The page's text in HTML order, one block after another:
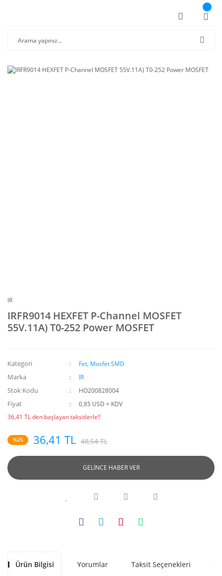
IR
IRFR9014 HEXFET P-Channel MOSFET
55V.11A) T0-252 Power MOSFET
Kategori Fet, Mosfet SMD
Marka IR
Stok Kodu HO200828004
Fiyat
0,85 USD + KDV
36,41 TL den başlayan taksitlerle!!
%25 36,41 TL 48,54 TL
GELİNCE HABER VER
Ürün Bilgisi Yorumlar Taksit Seçenekleri